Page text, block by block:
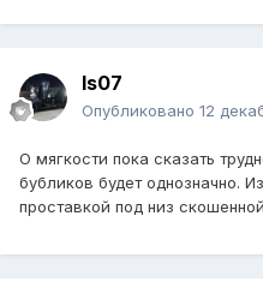
Is07
Опубликовано 12
О мягкости пока сказать
бубликов будет однозначно.
проставкой под низ